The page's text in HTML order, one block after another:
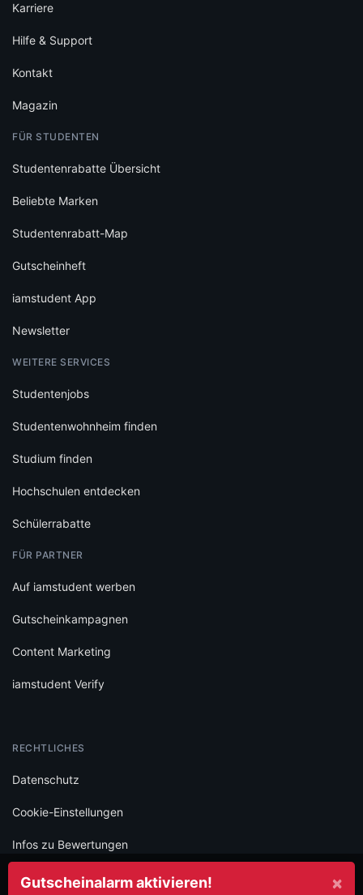
×
Gutscheinalarm aktivieren!
Karriere
Hilfe & Support
Kontakt
Magazin
FÜR STUDENTEN
Studentenrabatte Übersicht
Beliebte Marken
Studentenrabatt-Map
Gutscheinheft
iamstudent App
Newsletter
WEITERE SERVICES
Studentenjobs
Studentenwohnheim finden
Studium finden
Hochschulen entdecken
Schülerrabatte
FÜR PARTNER
Auf iamstudent werben
Gutscheinkampagnen
Content Marketing
iamstudent Verify
RECHTLICHES
Datenschutz
Cookie-Einstellungen
Infos zu Bewertungen
AGB